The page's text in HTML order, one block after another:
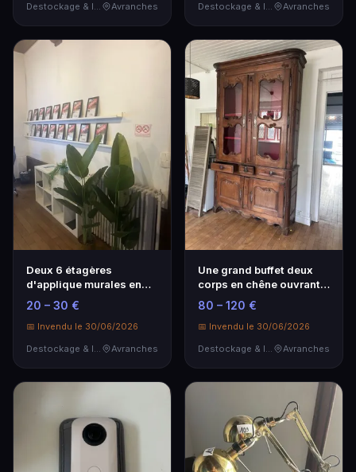
Destockage & Invendus
Avranches
Destockage & Invendus
Avranches
Deux 6 étagères
d'applique murales en
stratifié blanc 115cm …
20 – 30 €
📅 Invendu le 30/06/2026
Destockage & Invendus
Avranches
Une grand buffet deux
corps en chêne ouvrant à
deux portes v…
80 – 120 €
📅 Invendu le 30/06/2026
Destockage & Invendus
Avranches